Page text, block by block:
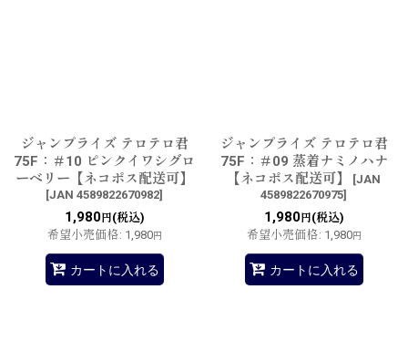
ジャンプライズ テロテロ君
75F：＃10 ピンクイワシグロ
ーベリー【ネコポス配送可】
[JAN 4589822670982]
1,980円(税込)
希望小売価格: 1,980円
カートに入れる
ジャンプライズ テロテロ君
75F：＃09 蒸着ナミノハナ
【ネコポス配送可】
[JAN
4589822670975]
1,980円(税込)
希望小売価格: 1,980円
カートに入れる